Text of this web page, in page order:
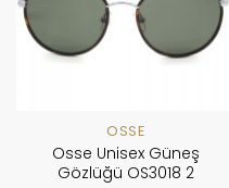
OSSE
Osse Unisex Güneş
Gözlüğü OS3018 2